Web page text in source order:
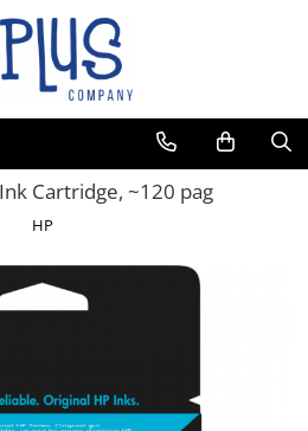
Cartridge, ~120 pag
HP